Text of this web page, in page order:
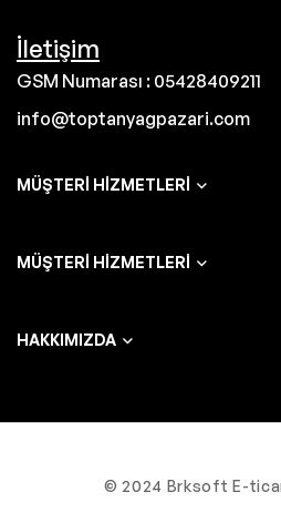
İletişim
GSM Numarası : 05428409211
info@toptanyagpazari.com
MÜŞTERI HIZMETLERI
MÜŞTERI HIZMETLERI
HAKKIMIZDA
© 2024 Brksoft E-